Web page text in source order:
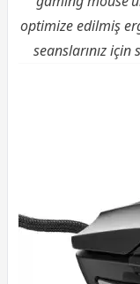
optimize edilmiş
seanslarınız